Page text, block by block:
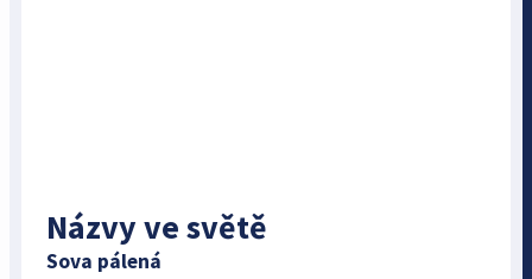
Názvy ve světě
Sova pálená